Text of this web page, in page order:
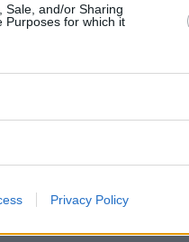
Sale, and/or Sharing
Purposes for which it
Privacy Policy
σωματιδίων τα
ταχύτητες. Η
ενεργή ηλιακή
«βλέπει» προς τη
τρέχοντος κύκλου
διαρκεί περίπου 11
του 2019.